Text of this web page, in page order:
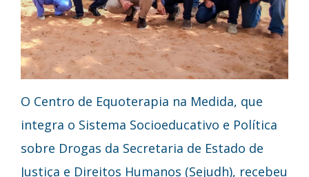
O Centro de Equoterapia na Medida, que
integra o Sistema Socioeducativo e Política
sobre Drogas da Secretaria de Estado de
Justiça e Direitos Humanos (Sejudh), recebeu